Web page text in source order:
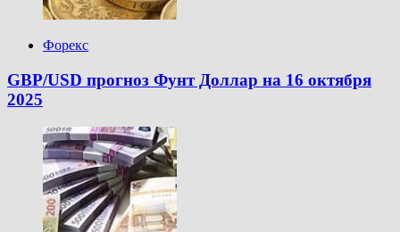
Форекс
GBP/USD прогноз Фунт Доллар на 16 октября
2025